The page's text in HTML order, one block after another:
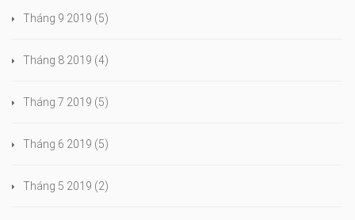
Tháng 9 2019 (5)
Tháng 8 2019 (4)
Tháng 7 2019 (5)
Tháng 6 2019 (5)
Tháng 5 2019 (2)